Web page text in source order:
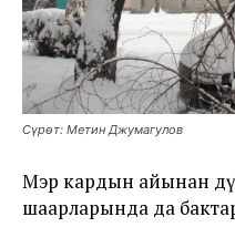
Сүрөт: Метин Джумагулов
Мэр кардын айынан
шаарларында да